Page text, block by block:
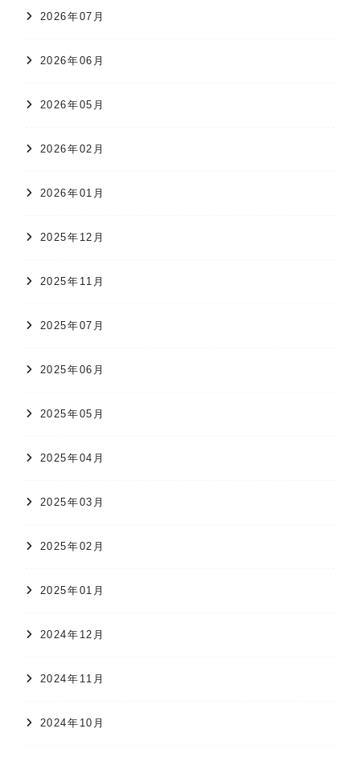
2026年07月
2026年06月
2026年05月
2026年02月
2026年01月
2025年12月
2025年11月
2025年07月
2025年06月
2025年05月
2025年04月
2025年03月
2025年02月
2025年01月
2024年12月
2024年11月
2024年10月